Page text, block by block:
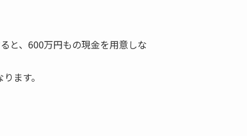
と、600万円もの現金を用意しな
ます。